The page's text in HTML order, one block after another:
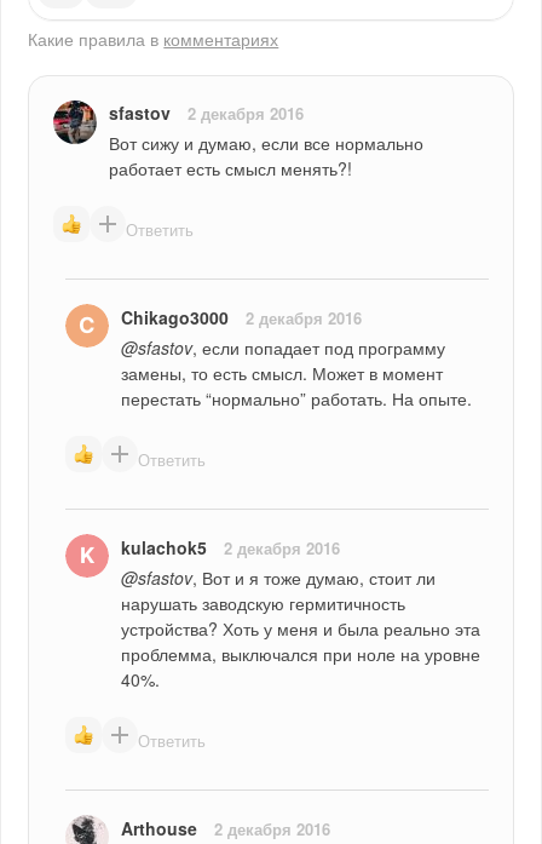
Какие правила в комментариях
sfastov 2 декабря 2016
Вот сижу и думаю, если все нормально
работает есть смысл менять?!
Ответить
Chikago3000 2 декабря 2016
@sfastov, если попадает под программу
замены, то есть смысл. Может в момент
перестать “нормально” работать. На опыте.
Ответить
kulachok5 2 декабря 2016
@sfastov, Вот и я тоже думаю, стоит ли
нарушать заводскую гермитичность
устройства? Хоть у меня и была реально эта
проблемма, выключался при ноле на уровне
40%.
Ответить
Arthouse 2 декабря 2016